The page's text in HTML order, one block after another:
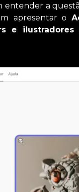
entender a
apresentar o
e